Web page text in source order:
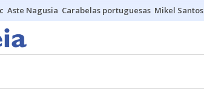
Aste Nagusia Carabelas portuguesas Mikel Santos